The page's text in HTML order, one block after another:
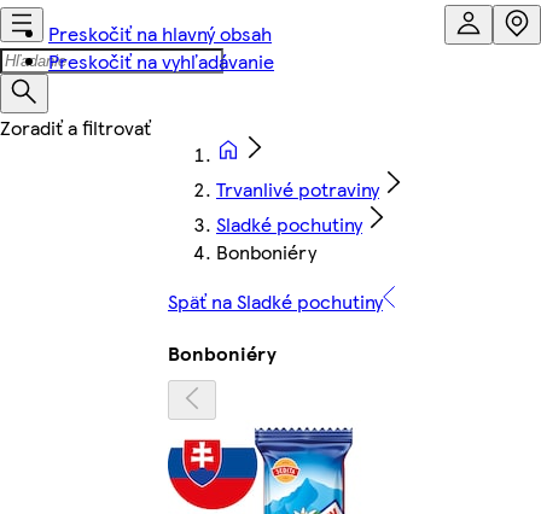
Preskočiť na hlavný obsah
Preskočiť na vyhľadávanie
Trvanlivé potraviny
Sladké pochutiny
Bonboniéry
Späť na Sladké pochutiny
Bonboniéry